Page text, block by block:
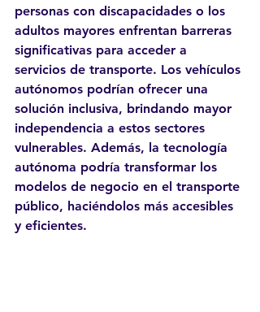
personas con discapacidades o los
adultos mayores enfrentan barreras
significativas para acceder a
servicios de transporte. Los vehículos
autónomos podrían ofrecer una
solución inclusiva, brindando mayor
independencia a estos sectores
vulnerables. Además, la tecnología
autónoma podría transformar los
modelos de negocio en el transporte
público, haciéndolos más accesibles
y eficientes.